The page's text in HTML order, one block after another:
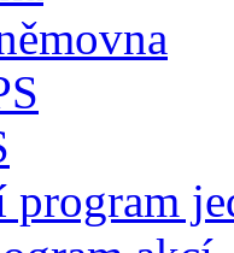
program